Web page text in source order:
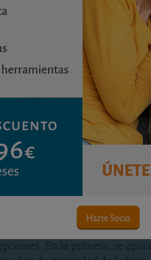
Hazte Socio
de pagar la plusvalía
norma indica que hay
en la escritura
tendrá que pagar la plusvalía
del impuesto según indica la nueva
En la primera, se